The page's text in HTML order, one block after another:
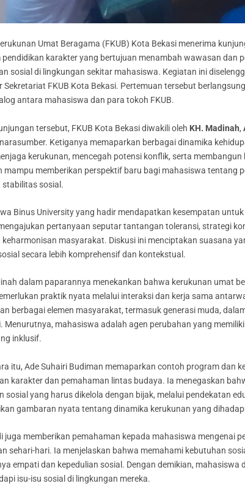
Umat Beragama (FKUB) Kota Bekasi menerima
pendidikan karakter yang bertujuan menambah wawasan dan
sosial di lingkungan sekitar mahasiswa. Kegiatan ini
Sekretariat FKUB Kota Bekasi. Pertemuan tersebut
antara mahasiswa dan para tokoh FKUB.
tersebut, FKUB Kota Bekasi diwakili oleh KH. Madinah,
Ketiganya memaparkan berbagai dinamika
kerukunan, mencegah potensi konflik, serta
mampu memberikan perspektif baru bagi mahasiswa tentang
stabilitas sosial.
Binus University yang hadir mendapatkan kesempatan
pertanyaan seputar tantangan toleransi, strategi
keharmonisan masyarakat. Diskusi ini menciptakan suasana
secara lebih komprehensif dan kontekstual.
dalam paparannya menekankan bahwa kerukunan umat
praktik nyata melalui interaksi dan kerja sama
berbagai elemen masyarakat, termasuk generasi muda,
Menurutnya, mahasiswa adalah agen perubahan yang
inklusif.
itu, Ade Suhairi Budiman memaparkan contoh program dan
karakter dan pemahaman lintas budaya. Ia menegaskan
sosial yang harus dikelola dengan bijak, melalui pendekatan
gambaran nyata tentang dinamika kerukunan yang
juga memberikan pemahaman kepada mahasiswa mengenai
sehari-hari. Ia menjelaskan bahwa memahami kebutuhan
empati dan kepedulian sosial. Dengan demikian,
isu-isu sosial di lingkungan mereka.